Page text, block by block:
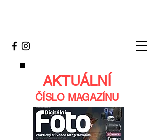
AKTUÁLNÍ
ČÍSLO MAGAZÍNU